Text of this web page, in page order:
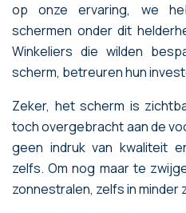
op onze ervaring, we
schermen onder dit
Winkeliers die wilden
scherm, betreuren hun
Zeker, het scherm is
toch overgebracht aan de
geen indruk van kwaliteit
zelfs. Om nog maar te
zonnestralen, zelfs in minder